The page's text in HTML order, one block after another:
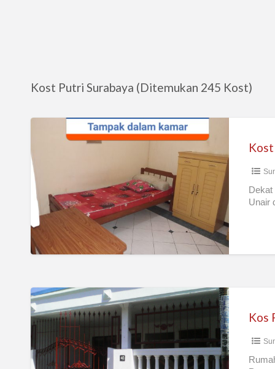
Kost Putri Surabaya (Ditemukan 245 Kost)
Mahasiswi
Unair
Kos
Putri
/
Karyawati
Kos